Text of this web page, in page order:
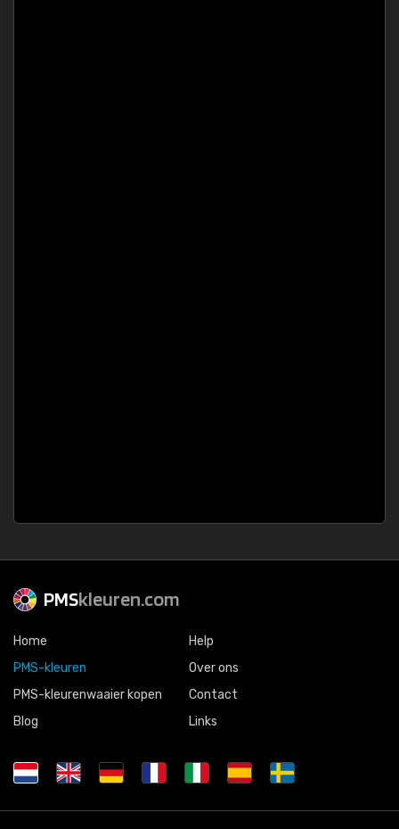
PMSkleuren.com
Home
PMS-kleuren
PMS-kleurenwaaier kopen
Blog
Help
Over ons
Contact
Links